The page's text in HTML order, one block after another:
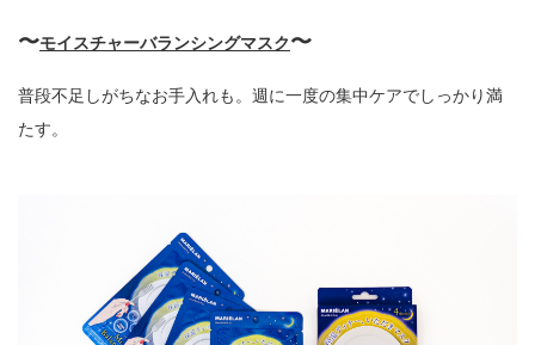
〜モイスチャーバランシングマスク〜
普段不足しがちなお手入れも。週に一度の集中ケアでしっかり満
たす。